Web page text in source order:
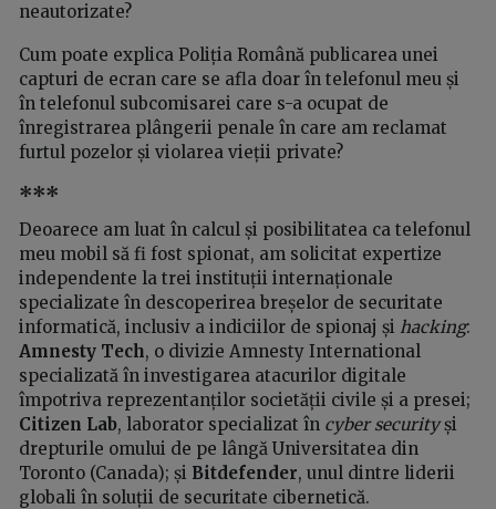
neautorizate?
Cum poate explica Poliția Română publicarea unei
capturi de ecran care se afla doar în telefonul meu și
în telefonul subcomisarei care s-a ocupat de
înregistrarea plângerii penale în care am reclamat
furtul pozelor și violarea vieții private?
***
Deoarece am luat în calcul și posibilitatea ca telefonul
meu mobil să fi fost spionat, am solicitat expertize
independente la trei instituții internaționale
specializate în descoperirea breșelor de securitate
informatică, inclusiv a indiciilor de spionaj și hacking:
Amnesty Tech, o divizie Amnesty International
specializată în investigarea atacurilor digitale
împotriva reprezentanților societății civile și a presei;
Citizen Lab, laborator specializat în cyber securityși
drepturile omului de pe lângă Universitatea din
Toronto (Canada); și Bitdefender, unul dintre liderii
globali în soluții de securitate cibernetică.